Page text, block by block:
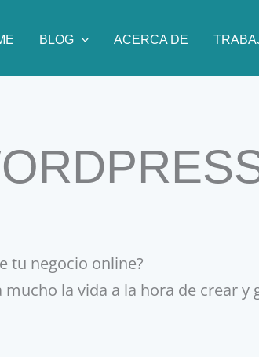
BLOG ACERCA DE
tu negocio online?
la vida a la hora de crear